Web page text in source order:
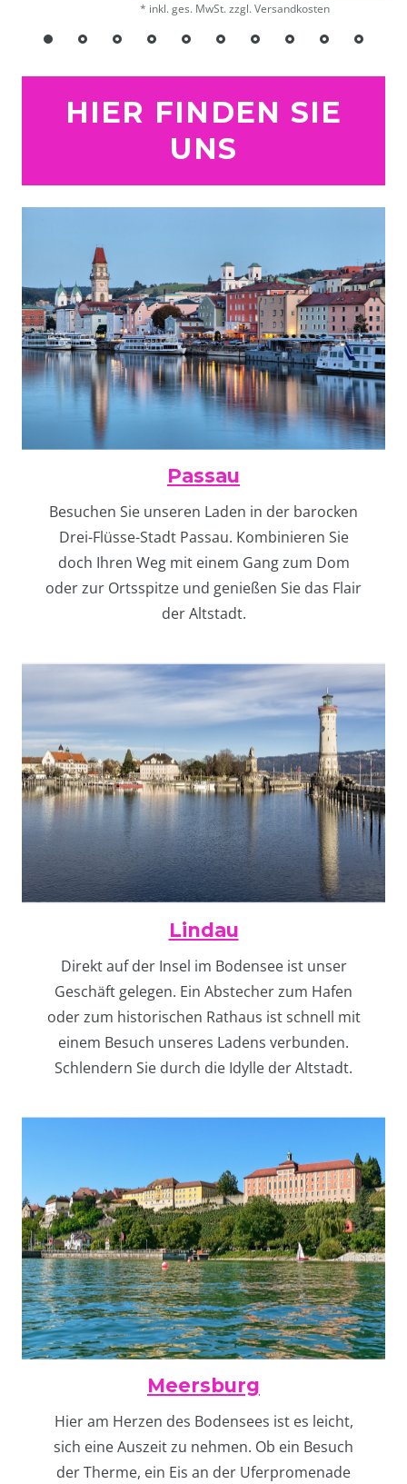
* inkl. ges. MwSt.zzgl.Versandkosten
HIER FINDEN SIE
UNS
Passau
Besuchen Sie unseren Laden in der barocken
Drei-Flüsse-Stadt Passau. Kombinieren Sie
doch Ihren Weg mit einem Gang zum Dom
oder zur Ortsspitze und genießen Sie das Flair
der Altstadt.
Lindau
Direkt auf der Insel im Bodensee ist unser
Geschäft gelegen. Ein Abstecher zum Hafen
oder zum historischen Rathaus ist schnell mit
einem Besuch unseres Ladens verbunden.
Schlendern Sie durch die Idylle der Altstadt.
Meersburg
Hier am Herzen des Bodensees ist es leicht,
sich eine Auszeit zu nehmen. Ob ein Besuch
der Therme, ein Eis an der Uferpromenade